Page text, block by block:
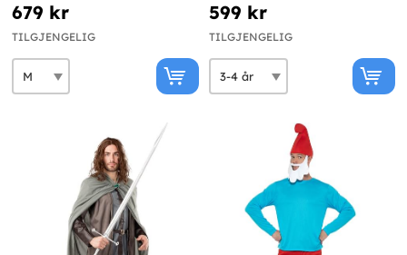
679 kr
TILGJENGELIG
599 kr
TILGJENGELIG